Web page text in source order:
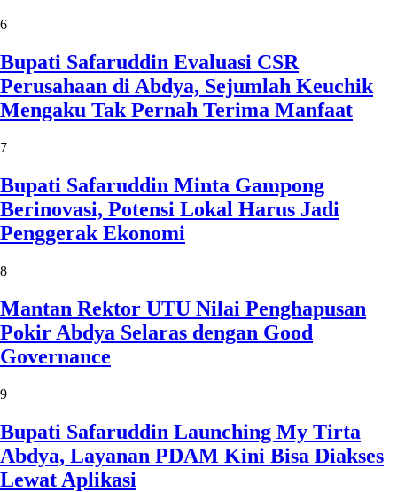
6
Bupati Safaruddin Evaluasi CSR
Perusahaan di Abdya, Sejumlah Keuchik
Mengaku Tak Pernah Terima Manfaat
7
Bupati Safaruddin Minta Gampong
Berinovasi, Potensi Lokal Harus Jadi
Penggerak Ekonomi
8
Mantan Rektor UTU Nilai Penghapusan
Pokir Abdya Selaras dengan Good
Governance
9
Bupati Safaruddin Launching My Tirta
Abdya, Layanan PDAM Kini Bisa Diakses
Lewat Aplikasi